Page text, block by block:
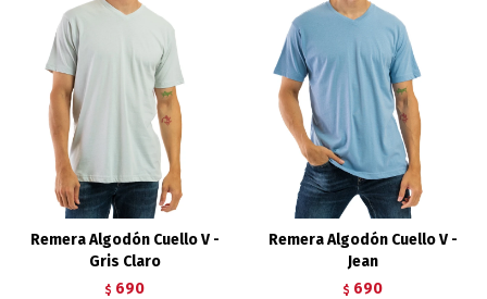
Remera Algodón Cuello V -
Gris Claro
$ 690
Remera Algodón Cuello V -
Jean
$ 690